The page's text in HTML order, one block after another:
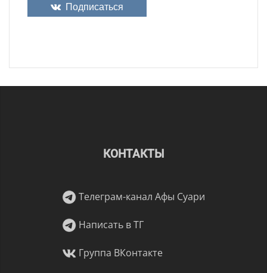
Подписаться
КОНТАКТЫ
Телеграм-канал Афы Суари
Написать в ТГ
Группа ВКонтакте